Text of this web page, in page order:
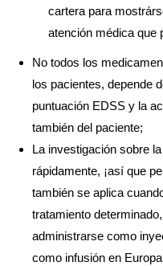
cartera para
atención médica que
No todos los
los pacientes, depende
puntuación EDSS y la
también del paciente;
La investigación sobre
rápidamente, ¡así que
también se aplica
tratamiento
administrarse como
como infusión en